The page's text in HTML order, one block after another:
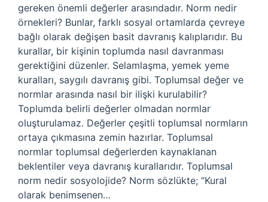
gereken önemli değerler arasındadır. Norm nedir
örnekleri? Bunlar, farklı sosyal ortamlarda çevreye
bağlı olarak değişen basit davranış kalıplarıdır. Bu
kurallar, bir kişinin toplumda nasıl davranması
gerektiğini düzenler. Selamlaşma, yemek yeme
kuralları, saygılı davranış gibi. Toplumsal değer ve
normlar arasında nasıl bir ilişki kurulabilir?
Toplumda belirli değerler olmadan normlar
oluşturulamaz. Değerler çeşitli toplumsal normların
ortaya çıkmasına zemin hazırlar. Toplumsal
normlar toplumsal değerlerden kaynaklanan
beklentiler veya davranış kurallarıdır. Toplumsal
norm nedir sosyolojide? Norm sözlükte; “Kural
olarak benimsenen…